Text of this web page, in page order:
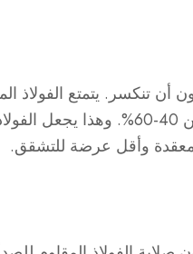
تنكسر. يتمتع الفولاذ
السلسلة 300 بلدونة ممتازة، مع استطالة تتراوح عادةً